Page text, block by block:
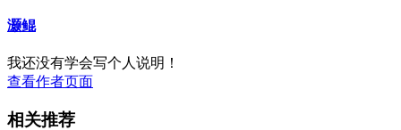
灏鲲
我还没有学会写个人说明！
查看作者页面
相关推荐